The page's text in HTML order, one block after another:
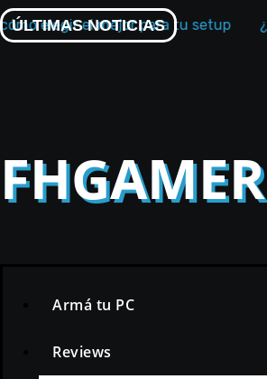
Skip
to
ÚLTIMAS NOTICIAS
el mejor para tu setup
FHGAMER
Armá tu PC
Reviews